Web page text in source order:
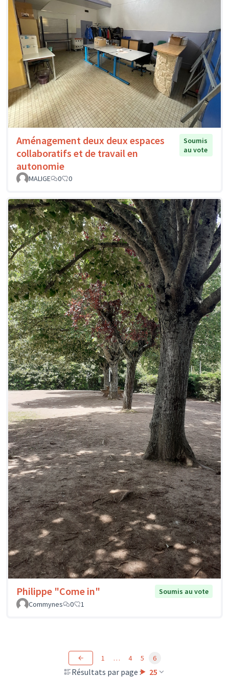
Aménagement deux deux espaces
collaboratifs et de travail en
autonomie
Soumis
au vote
MALIGE 0 0
Philippe "Come in"
Soumis au vote
Commynes
0 1
Résultats par page : 25
1 … 4 5 6